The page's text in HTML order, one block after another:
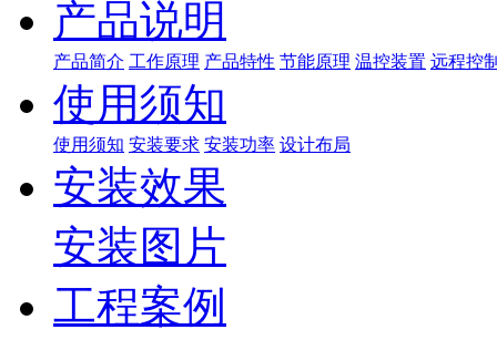
产品说明
产品简介 工作原理 产品特性 节能原理 温控装置 远程控
使用须知
使用须知 安装要求 安装功率 设计布局
安装效果
安装图片
工程案例